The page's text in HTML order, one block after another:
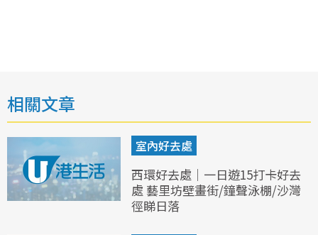
相關文章
室內好去處
西環好去處｜一日遊15打卡好去
處 藝里坊壁畫街/鐘聲泳棚/沙灣
徑睇日落